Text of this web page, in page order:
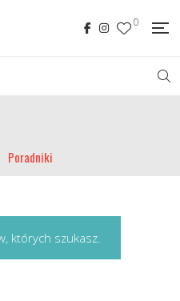
0
Poradniki
których szukasz.